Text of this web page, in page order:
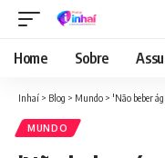
Home Sobre
Inhaí > Blog > Mundo > 'Não beber água da
MUNDO